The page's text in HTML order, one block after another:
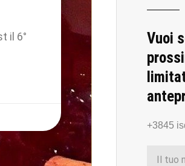
il 6°
Vuoi
+3845